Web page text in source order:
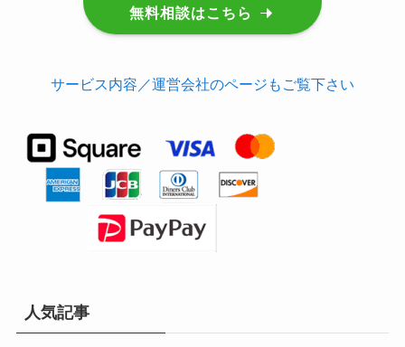
無料相談はこちら
サービス内容／運営会社のページもご覧下さい
人気記事